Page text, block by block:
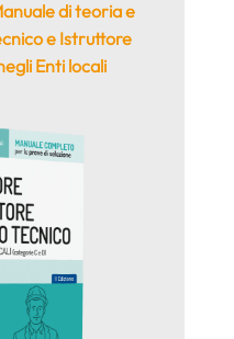
di teoria e
e Istruttore
Enti locali